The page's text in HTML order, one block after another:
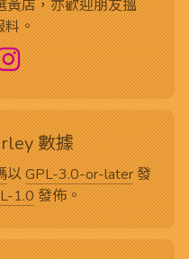
黃店，亦歡迎朋友搵
料。
數據
以GPL-3.0-or-later發
1.0發佈。